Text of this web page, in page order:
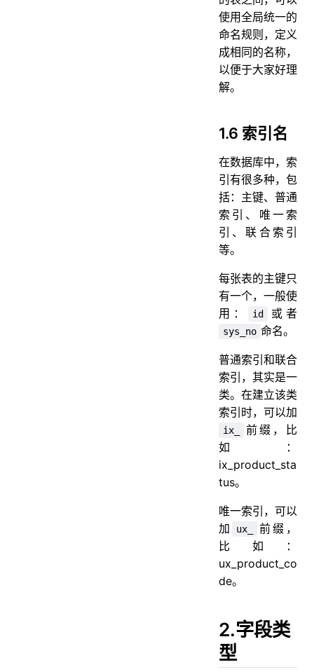
使用全局统一的
命名规则，定义
成相同的名称，
以便于大家好理
解。
1.6 索引名
在数据库中，索
引有很多种，包
括：主键、普通
索引、唯一索
引、联合索引
等。
每张表的主键只
有一个，一般使
用：
id 或者
sys_no 命名。
普通索引和联合
索引，其实是一
类。在建立该类
索引时，可以加
ix_
前缀，比
如：
ix_product_sta
tus。
唯一索引，可以
加
ux_
前缀，
比如：
ux_product_co
de。
2.字段类
型